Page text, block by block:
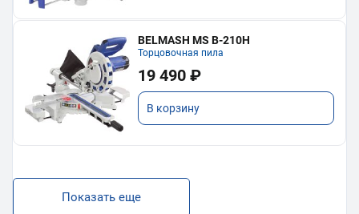
BELMASH MS B-210H
Торцовочная пила
19 490 ₽
В корзину
Показать еще